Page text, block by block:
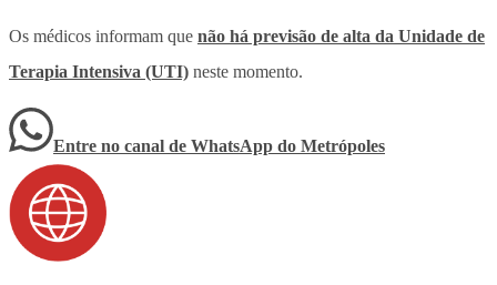
Os médicos informam que não há previsão de alta da Unidade de
Terapia Intensiva (UTI) neste momento.
Entre no canal de WhatsApp do Metrópoles